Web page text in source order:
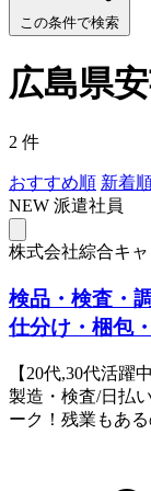
この条件で検索
広島県
2 件
おすすめ順 新着
NEW 派遣社員
株式会社綜合キ
検品・検査・
仕分け・梱包
【20代,30代活
製造・検査/日払
ーク！残業もあ